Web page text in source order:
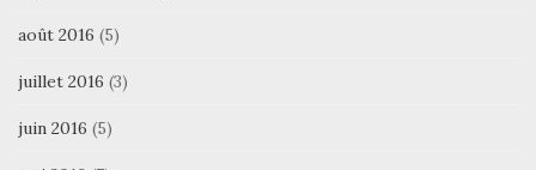
août 2016 (5)
juillet 2016 (3)
juin 2016 (5)